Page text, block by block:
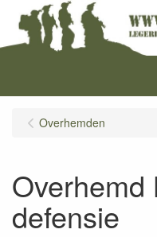
Overhemden
Overhemd
defensie